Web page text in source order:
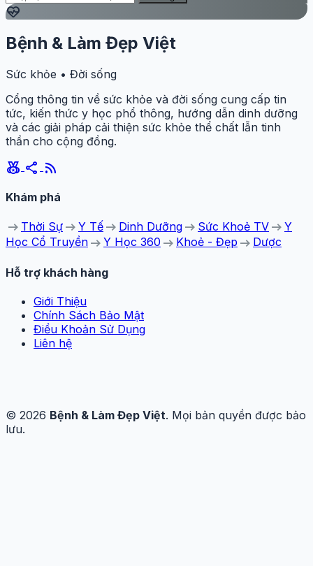
ecg_heart
Bệnh & Làm Đẹp Việt
Sức khỏe • Đời sống
Cổng thông tin về sức khỏe và đời sống cung cấp tin
tức, kiến thức y học phổ thông, hướng dẫn dinh dưỡng
và các giải pháp cải thiện sức khỏe thể chất lẫn tinh
thần cho cộng đồng.
social_leaderboard share rss_feed
Khám phá
arrow_right_alt Thời Sự arrow_right_alt Y Tế arrow_right_alt Dinh Dưỡng arrow_right_alt Sức Khoẻ TV arrow_right_alt Y
Học Cổ Truyền arrow_right_alt Y Học 360 arrow_right_alt Khoẻ - Đẹp arrow_right_alt Dược
Hỗ trợ khách hàng
Giới Thiệu
Chính Sách Bảo Mật
Điều Khoản Sử Dụng
Liên hệ
© 2026 Bệnh & Làm Đẹp Việt. Mọi bản quyền được bảo
lưu.